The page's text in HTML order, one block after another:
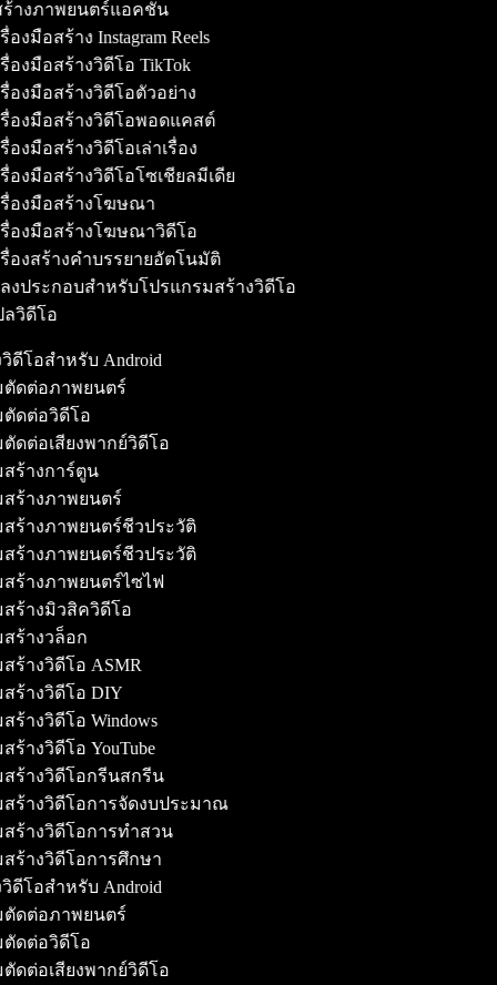
างภาพยนตร์แอคชั่น
องมือสร้าง Instagram Reels
องมือสร้างวิดีโอ TikTok
องมือสร้างวิดีโอตัวอย่าง
องมือสร้างวิดีโอพอดแคสต์
องมือสร้างวิดีโอเล่าเรื่อง
องมือสร้างวิดีโอโซเชียลมีเดีย
องมือสร้างโฆษณา
องมือสร้างโฆษณาวิดีโอ
องสร้างคำบรรยายอัตโนมัติ
งประกอบสำหรับโปรแกรมสร้างวิดีโอ
วิดีโอ
วิดีโอสำหรับ Android
ตัดต่อภาพยนตร์
ตัดต่อวิดีโอ
ตัดต่อเสียงพากย์วิดีโอ
สร้างการ์ตูน
สร้างภาพยนตร์
สร้างภาพยนตร์ชีวประวัติ
สร้างภาพยนตร์ชีวประวัติ
สร้างภาพยนตร์ไซไฟ
สร้างมิวสิควิดีโอ
สร้างวล็อก
สร้างวิดีโอ ASMR
สร้างวิดีโอ DIY
สร้างวิดีโอ Windows
ร้างวิดีโอ YouTube
สร้างวิดีโอกรีนสกรีน
สร้างวิดีโอการจัดงบประมาณ
สร้างวิดีโอการทำสวน
สร้างวิดีโอการศึกษา
วิดีโอสำหรับ Android
ตัดต่อภาพยนตร์
ตัดต่อวิดีโอ
ตัดต่อเสียงพากย์วิดีโอ